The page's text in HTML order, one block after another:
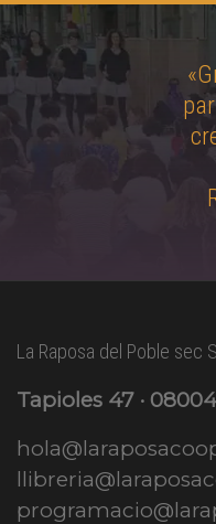
La Raposa del Poble sec
Tapioles 47 ·